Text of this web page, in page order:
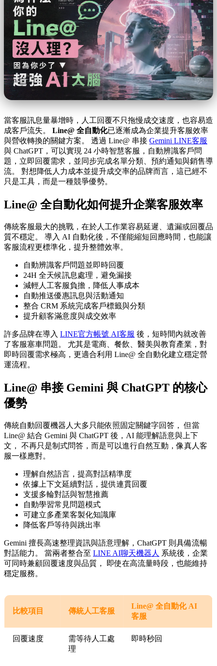
當客服訊息量暴增時，人工回覆不只拖慢成交速度，也容易造
成客戶流失。 Line@ 全自動化已逐漸成為企業提升客服效率
與營收轉換的關鍵方案。 透過 Line@ 串接 Gemini LINE客服
與 ChatGPT，可以實現 24 小時智慧客服，自動辨識客戶問
題，立即回覆需求，並同步完成名單分類、預約通知與銷售導
流。 對想降低人力成本並提升成交率的品牌而言，這已經不
只是工具，而是一種競爭優勢。
Line@ 全自動化如何提升企業客服效率
傳統客服最大的挑戰，在於人工作業容易延遲、遺漏或回覆品
質不穩定。 導入 AI 自動化後，不僅能縮短回應時間，也能讓
客服流程更標準化，提升整體效率。
自動辨識客戶問題並即時回覆
24H 全天候訊息處理，避免漏接
減輕人工客服負擔，降低人事成本
自動推送優惠訊息與活動通知
整合 CRM 系統完成客戶標籤與分類
提升顧客滿意度與成交效率
許多品牌在導入 LINE官方帳號 AI客服 後，短時間內就改善
了客服塞車問題。 尤其是電商、餐飲、醫美與教育產業，對
即時回覆需求極高，更適合利用 Line@ 全自動化建立穩定營
運流程。
Line@ 串接 Gemini 與 ChatGPT 的核心
優勢
傳統自動回覆機器人大多只能依照固定關鍵字回答， 但當
Line@ 結合 Gemini 與 ChatGPT 後，AI 能理解語意與上下
文， 不再只是制式問答，而是可以進行自然互動，像真人客
服一樣應對。
理解自然語言，提高對話精準度
依據上下文延續對話，提供連貫回覆
支援多輪對話與智慧推薦
自動學習常見問題模式
可建立多產業客製化知識庫
降低客戶等待與跳出率
Gemini 擅長高速整理資訊與語意理解，ChatGPT 則具備流暢
對話能力。 當兩者整合至 LINE AI聊天機器人 系統後，企業
可同時兼顧回覆速度與品質， 即使在高流量時段，也能維持
穩定服務。
比較項目 傳統人工客服
Line@ 全自動化 AI
客服
回覆速度
需等待人工處
理
即時秒回